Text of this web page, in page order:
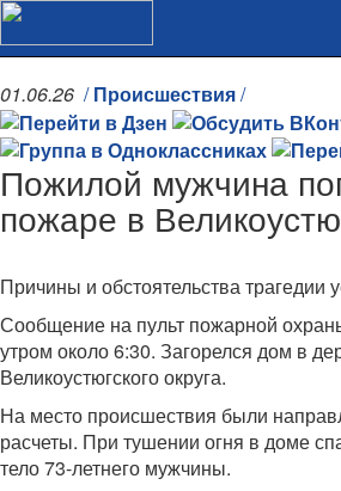
01.06.26 /Происшествия/
Пожилой мужчина
пожаре в
Причины и обстоятельства трагедии
Сообщение на пульт пожарной
утром около 6:30. Загорелся дом в
Великоустюгского округа.
На место происшествия были
расчеты. При тушении огня в доме
тело 73-летнего мужчины.